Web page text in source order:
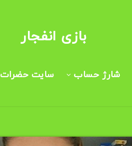
بازی انفجار
شارژ حساب سایت حضرات